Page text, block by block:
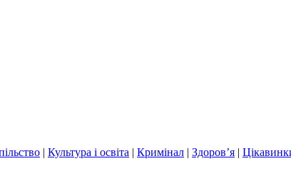
| Культура і освіта | Кримінал | Здоров’я |